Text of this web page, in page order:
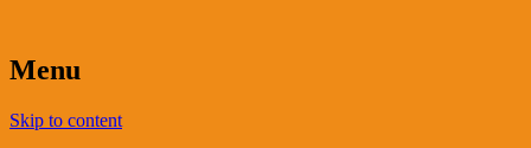
Menu
Skip to content